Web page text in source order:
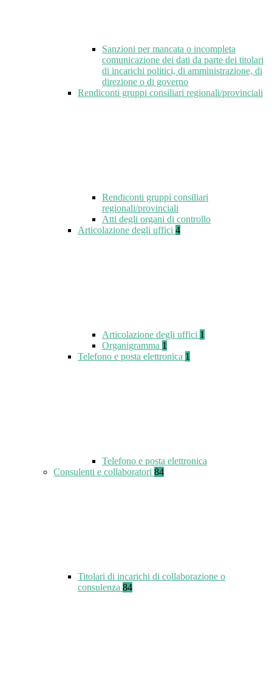
Sanzioni per mancata o incompleta
comunicazione dei dati da parte dei titolari
di incarichi politici, di amministrazione, di
direzione o di governo
Rendiconti gruppi consiliari regionali/provinciali
Rendiconti gruppi consiliari
regionali/provinciali
Atti degli organi di controllo
Articolazione degli uffici 4
Articolazione degli uffici 1
Organigramma 1
Telefono e posta elettronica 1
Telefono e posta elettronica
Consulenti e collaboratori 84
Titolari di incarichi di collaborazione o
consulenza 84